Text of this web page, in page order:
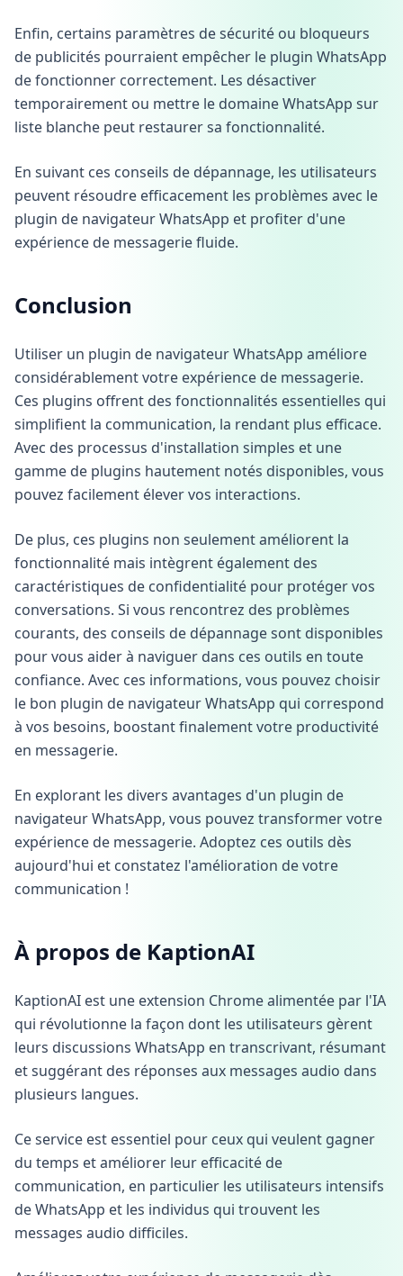
Enfin, certains paramètres de sécurité ou bloqueurs
de publicités pourraient empêcher le plugin WhatsApp
de fonctionner correctement. Les désactiver
temporairement ou mettre le domaine WhatsApp sur
liste blanche peut restaurer sa fonctionnalité.
En suivant ces conseils de dépannage, les utilisateurs
peuvent résoudre efficacement les problèmes avec le
plugin de navigateur WhatsApp et profiter d'une
expérience de messagerie fluide.
Conclusion
Utiliser un plugin de navigateur WhatsApp améliore
considérablement votre expérience de messagerie.
Ces plugins offrent des fonctionnalités essentielles qui
simplifient la communication, la rendant plus efficace.
Avec des processus d'installation simples et une
gamme de plugins hautement notés disponibles, vous
pouvez facilement élever vos interactions.
De plus, ces plugins non seulement améliorent la
fonctionnalité mais intègrent également des
caractéristiques de confidentialité pour protéger vos
conversations. Si vous rencontrez des problèmes
courants, des conseils de dépannage sont disponibles
pour vous aider à naviguer dans ces outils en toute
confiance. Avec ces informations, vous pouvez choisir
le bon plugin de navigateur WhatsApp qui correspond
à vos besoins, boostant finalement votre productivité
en messagerie.
En explorant les divers avantages d'un plugin de
navigateur WhatsApp, vous pouvez transformer votre
expérience de messagerie. Adoptez ces outils dès
aujourd'hui et constatez l'amélioration de votre
communication !
À propos de KaptionAI
KaptionAI est une extension Chrome alimentée par l'IA
qui révolutionne la façon dont les utilisateurs gèrent
leurs discussions WhatsApp en transcrivant, résumant
et suggérant des réponses aux messages audio dans
plusieurs langues.
Ce service est essentiel pour ceux qui veulent gagner
du temps et améliorer leur efficacité de
communication, en particulier les utilisateurs intensifs
de WhatsApp et les individus qui trouvent les
messages audio difficiles.